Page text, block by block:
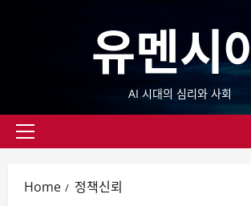
유멘시
AI 시대의 심리와 사회
Primary
Home 정책신뢰